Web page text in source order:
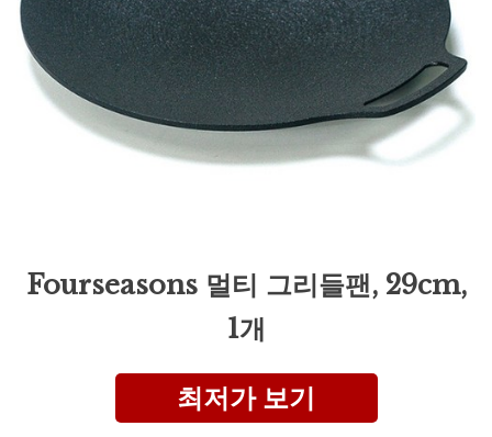
Fourseasons 멀티 그리들팬, 29cm,
1개
최저가 보기